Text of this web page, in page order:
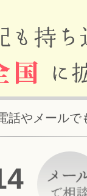
やメールで